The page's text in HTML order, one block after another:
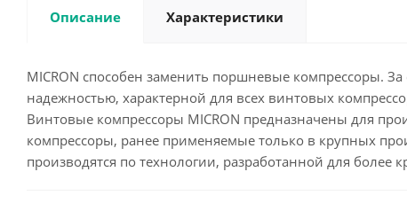
Описание Характеристики
MICRON способен заменить поршневые компрессоры.
надежностью, характерной для всех винтовых
Винтовые компрессоры MICRON предназначены для
компрессоры, ранее применяемые только в крупных
производятся по технологии, разработанной для более